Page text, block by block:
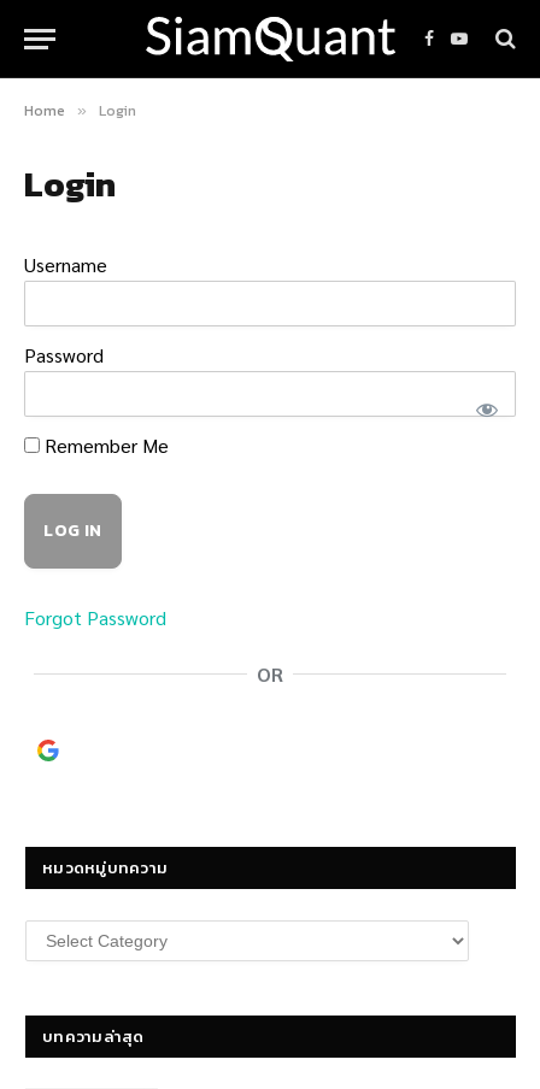
Facebook
YouTube
Home » Login
Login
Username
Password
Remember Me
Forgot Password
OR
หมวดหมู่บทความ
หมวด
หมู่
บทความล่าสุด